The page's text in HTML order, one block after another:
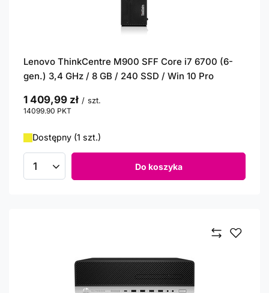
Lenovo ThinkCentre M900 SFF Core i7 6700 (6-
gen.) 3,4 GHz / 8 GB / 240 SSD / Win 10 Pro
1 409,99 zł / szt.
14099.90 PKT
Dostępny (1 szt.)
Ilość produktów Do koszyka